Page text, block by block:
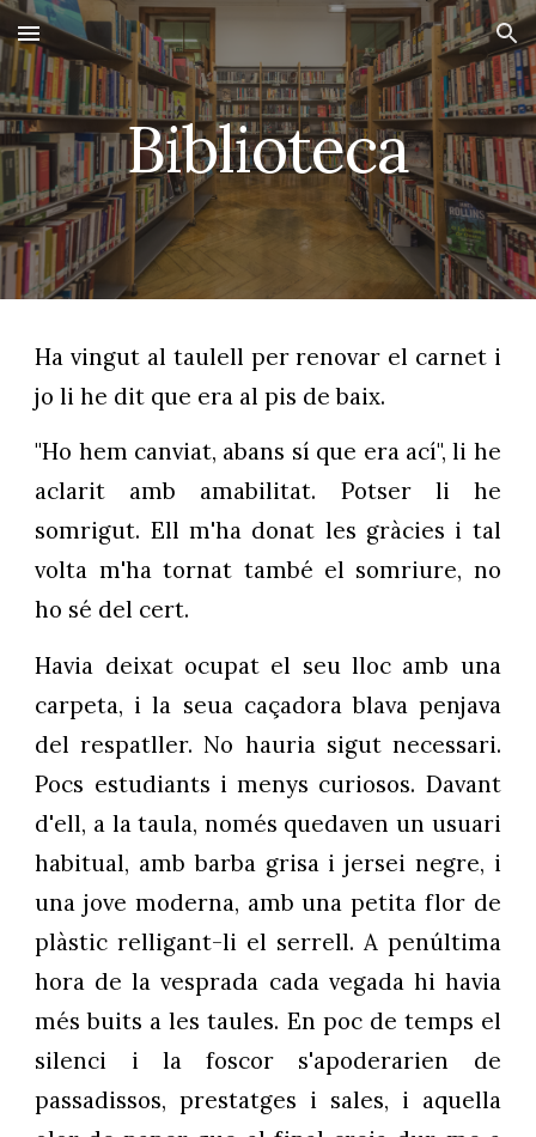
Skip to main content Skip to navigation
Biblioteca
Ha vingut al taulell per renovar el carnet i
jo li he dit que era al pis de baix.
"Ho hem canviat, abans sí que era ací", li he
aclarit amb amabilitat. Potser li he
somrigut. Ell m'ha donat les gràcies i tal
volta m'ha tornat també el somriure, no
ho sé del cert.
Havia deixat ocupat el seu lloc amb una
carpeta, i la seua caçadora blava penjava
del respatller. No hauria sigut necessari.
Pocs estudiants i menys curiosos. Davant
d'ell, a la taula, només quedaven un usuari
habitual, amb barba grisa i jersei negre, i
una jove moderna, amb una petita flor de
plàstic relligant-li el serrell. A penúltima
hora de la vesprada cada vegada hi havia
més buits a les taules. En poc de temps el
silenci i la foscor s'apoderarien de
passadissos, prestatges i sales, i aquella